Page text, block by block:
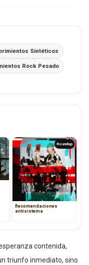
Sintéticos
Rock Pesado
Roundup
Recomendaciones
antisistema
contenida,
triunfo inmediato, sino